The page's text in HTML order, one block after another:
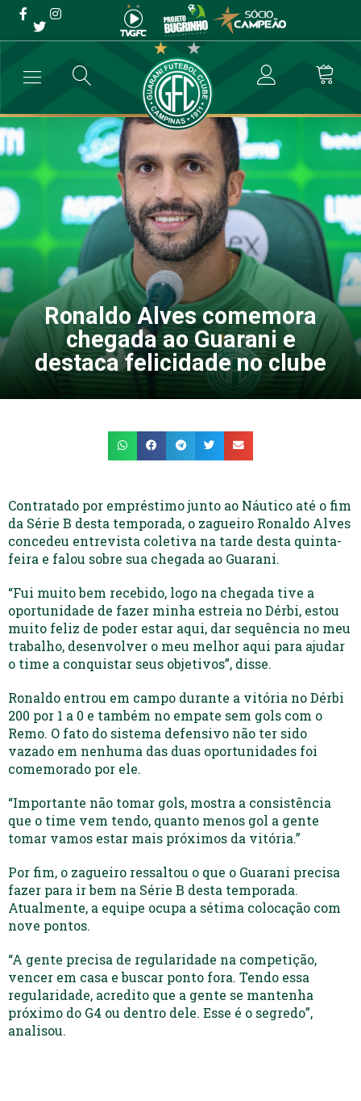
Ronaldo Alves comemora
chegada ao Guarani e
destaca felicidade no clube
→ Futebol Profissional → Ronaldo Alves comemora chegada ao
Ronaldo Alves comemora
chegada ao Guarani e
destaca felicidade no clube
Contratado por empréstimo junto ao Náutico até o fim
da Série B desta temporada, o zagueiro Ronaldo Alves
concedeu entrevista coletiva na tarde desta quinta-
feira e falou sobre sua chegada ao Guarani.
“Fui muito bem recebido, logo na chegada tive a
oportunidade de fazer minha estreia no Dérbi, estou
muito feliz de poder estar aqui, dar sequência no meu
trabalho, desenvolver o meu melhor aqui para ajudar
o time a conquistar seus objetivos”, disse.
Ronaldo entrou em campo durante a vitória no Dérbi
200 por 1 a 0 e também no empate sem gols com o
Remo. O fato do sistema defensivo não ter sido
vazado em nenhuma das duas oportunidades foi
comemorado por ele.
“Importante não tomar gols, mostra a consistência
que o time vem tendo, quanto menos gol a gente
tomar vamos estar mais próximos da vitória.”
Por fim, o zagueiro ressaltou o que o Guarani precisa
fazer para ir bem na Série B desta temporada.
Atualmente, a equipe ocupa a sétima colocação com
nove pontos.
“A gente precisa de regularidade na competição,
vencer em casa e buscar ponto fora. Tendo essa
regularidade, acredito que a gente se mantenha
próximo do G4 ou dentro dele. Esse é o segredo”,
analisou.